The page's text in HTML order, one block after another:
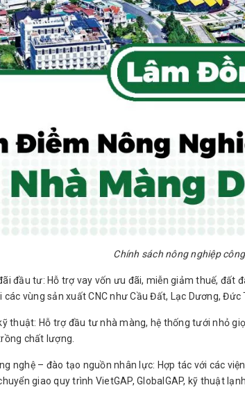
Chính sách nông nghiệp
đầu tư: Hỗ trợ vay vốn ưu đãi, miễn giảm thuế, đất
các vùng sản xuất CNC như Cầu Đất, Lạc Dương, Đức
thuật: Hỗ trợ đầu tư nhà màng, hệ thống tưới nhỏ
chất lượng.
nghệ – đào tạo nguồn nhân lực: Hợp tác với các
giao quy trình VietGAP, GlobalGAP, kỹ thuật